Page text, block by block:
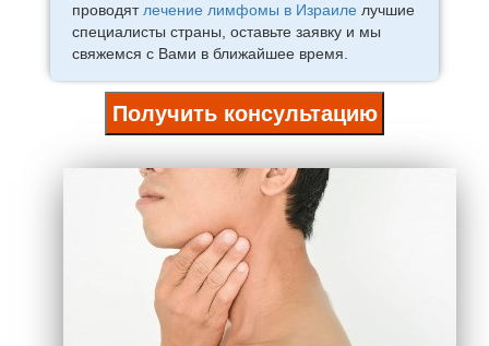
проводят лечение лимфомы в Израиле лучшие
специалисты страны, оставьте заявку и мы
свяжемся с Вами в ближайшее время.
Получить консультацию